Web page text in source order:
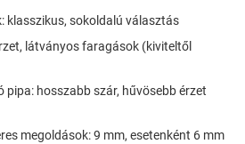
klasszikus, sokoldalú választás
látványos faragások (kiviteltől
hosszabb szár, hűvösebb érzet
megoldások: 9 mm, esetenként 6 mm